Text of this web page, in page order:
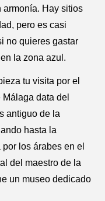
armonía. Hay sitios
pero es casi
no quieres gastar
la zona azul.
tu visita por el
data del
antiguo de la
hasta la
los árabes en el
del maestro de la
un museo dedicado